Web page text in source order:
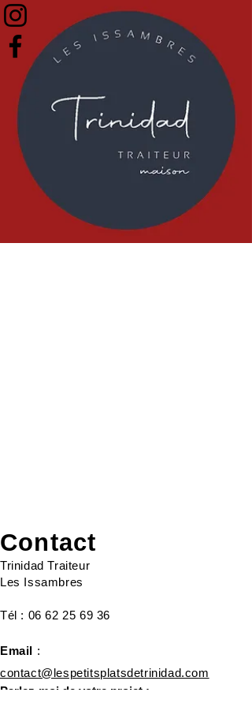
Contact
Trinidad Traiteur
Les Issambres
Tél : 06 62 25 69 36
Email :
contact@lespetitsplatsdetrinidad.com
Parlez-moi de votre projet :